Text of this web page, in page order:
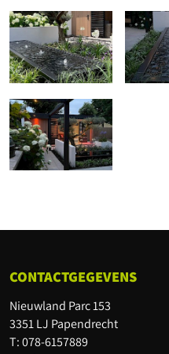
CONTACTGEGEVENS
Nieuwland Parc 153
3351 LJ Papendrecht
T: 078-6157889